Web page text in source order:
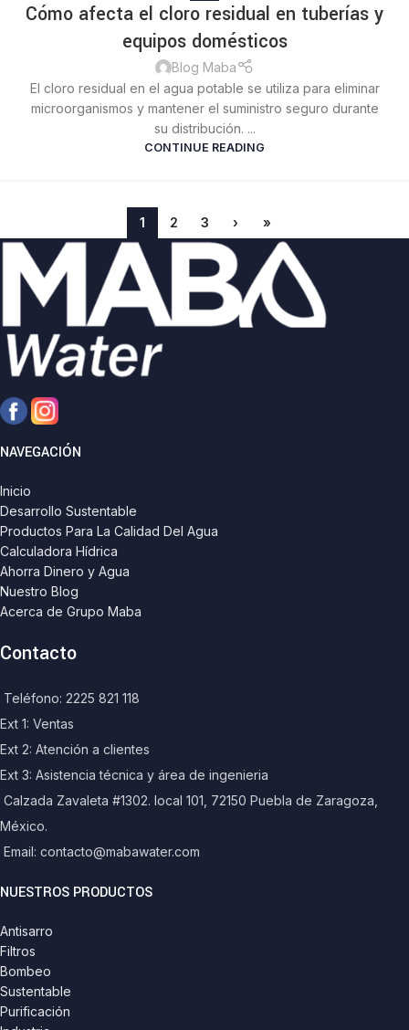
Cómo afecta el cloro residual en tuberías y
equipos domésticos
Blog Maba
El cloro residual en el agua potable se utiliza para eliminar
microorganismos y mantener el suministro seguro durante
su distribución. ...
CONTINUE READING
1 2 3 › »
NAVEGACIÓN
Inicio
Desarrollo Sustentable
Productos Para La Calidad Del Agua
Calculadora Hídrica
Ahorra Dinero y Agua
Nuestro Blog
Acerca de Grupo Maba
Contacto
Teléfono: 2225 821 118
Ext 1: Ventas
Ext 2: Atención a clientes
Ext 3: Asistencia técnica y área de ingenieria
Calzada Zavaleta #1302. local 101, 72150 Puebla de Zaragoza,
México.
Email: contacto@mabawater.com
NUESTROS PRODUCTOS
Antisarro
Filtros
Bombeo
Sustentable
Purificación